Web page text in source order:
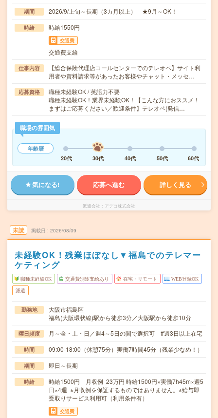
期間 2026/9/上旬～長期（3カ月以上） ★9月～OK！
時給 時給1550円
交通費
交通費支給
仕事内容
【総合保険代理店コールセンターでのテレオペ】サイト利
用者や資料請求等があったお客様やチャット・メッセ…
応募資格
職種未経験OK / 英語力不要
職種未経験OK！業界未経験OK！【こんな方におススメ！
まずはご応募ください／歓迎条件】テレオペ(発信…
職場の雰囲気
年齢層
20代
30代 40代 50代 60代
気になる! 応募へ進む 詳しく見る
派遣会社 アデコ株式会社
未読 掲載日 2026/08/09
未経験OK！残業ほぼなし▼福島でのテレマー
ケティング
職種未経験OK 交通費別途支給あり 在宅・リモート WEB登録OK
派遣
勤務地
大阪市福島区
福島(大阪環状線)駅から徒歩3分／大阪駅から徒歩10分
曜日頻度 月～金・土・日／週4～5日の間で選択可 #週3日以上在宅
時間 09:00-18:00（休憩75分）実働7時間45分（残業少なめ！）
期間 即日～長期
時給
時給1500円 月収例 23万円 時給1500円×実働7h45m×週5
日×4週 ※月収例を保証するものではありません。※給与即
受取りサービス利用可（利用条件有）
交通費